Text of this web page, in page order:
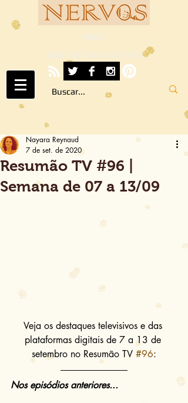
NERVOS
A ARTE SOB TODOS OS SENTIDOS
Resumão TV #96 |
Semana de 07 a 13/09
Nayara Reynaud
7 de set. de 2020
Veja os destaques televisivos e das
plataformas digitais de 7 a 13 de
setembro no Resumão TV #96:
Nos episódios anteriores...